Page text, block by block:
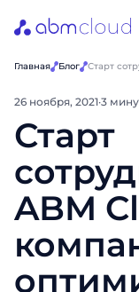
Главная Блог Старт
26 ноября, 2021·3
Старт
ABM